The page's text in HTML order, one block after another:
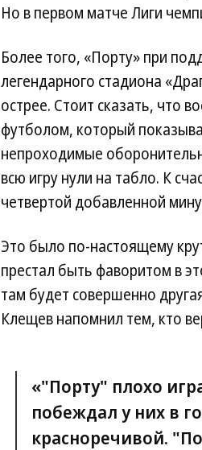
Но в первом матче Лиги
Более того, «Порту» при
легендарного стадиона
острее. Стоит сказать, что
футболом, который
непроходимые
всю игру нули на табло. К
четвертой добавленной
Это было по-настоящему
престал быть фаворитом в
там будет совершенно
Клещев напомнил тем, кто
«"Порту" плохо
побеждал у них в
красноречивой.